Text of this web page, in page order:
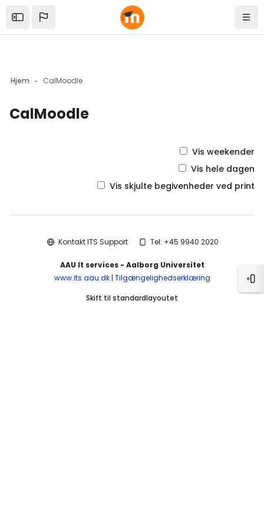
Skip to sidebar navigation menu
Skip to mobile navigation menu
Skip to top bar navigation menu
Open the sidebar
Hjem CalMoodle
CalMoodle
Vis weekender
Vis hele dagen
Vis skjulte begivenheder ved print
Kontakt ITS Support Tel: +45 9940 2020
AAU It services - Aalborg Universitet
www.its.aau.dk| Tilgængelighedserklæring
Skift til standardlayoutet